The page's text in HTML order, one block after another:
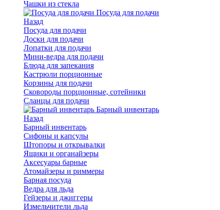
Чашки из стекла
Посуда для подачи
Назад
Посуда для подачи
Доски для подачи
Лопатки для подачи
Мини-ведра для подачи
Блюда для запекания
Кастрюли порционные
Корзины для подачи
Сковороды порционные, сотейники
Сланцы для подачи
Барный инвентарь
Назад
Барный инвентарь
Сифоны и капсулы
Штопоры и открывалки
Ящики и органайзеры
Аксесуары барные
Атомайзеры и риммеры
Барная посуда
Ведра для льда
Гейзеры и джиггеры
Измельчители льда